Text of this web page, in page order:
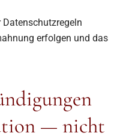
erfolgen und das
— nicht